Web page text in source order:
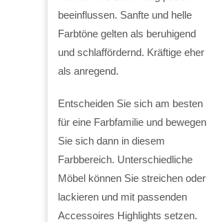
beeinflussen. Sanfte und helle
Farbtöne gelten als beruhigend
und schlaffördernd. Kräftige eher
als anregend.
Entscheiden Sie sich am besten
für eine Farbfamilie und bewegen
Sie sich dann in diesem
Farbbereich. Unterschiedliche
Möbel können Sie streichen oder
lackieren und mit passenden
Accessoires Highlights setzen.